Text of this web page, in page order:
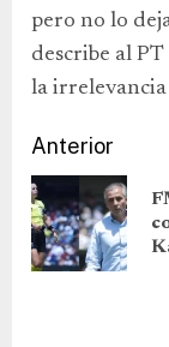
pero no lo
describe al
la
Anterior